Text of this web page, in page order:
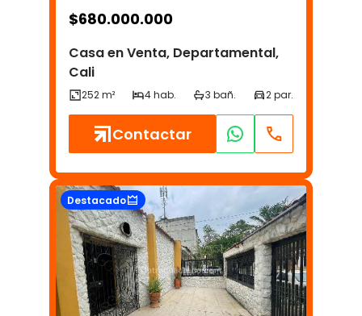
$680.000.000
Casa en Venta, Departamental,
Cali
Contactar
Destacado